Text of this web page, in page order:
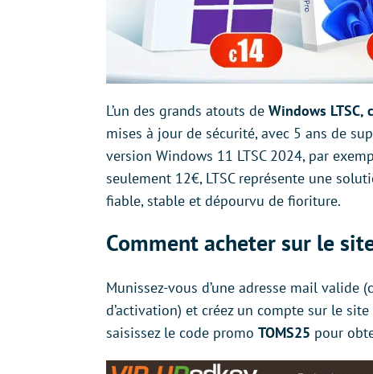
L’un des grands atouts de Windows LTSC,
mises à jour de sécurité, avec 5 ans de
version Windows 11 LTSC 2024, par
seulement 12€, LTSC représente une
fiable, stable et dépourvu de fioriture.
Comment acheter sur le
Munissez-vous d’une adresse mail valide
d’activation) et créez un compte sur le
saisissez le code promo TOMS25 pour